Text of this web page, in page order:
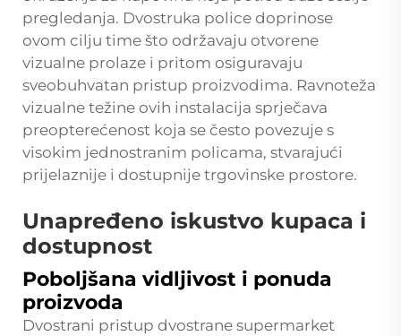
pregledanja. Dvostruka police doprinose
ovom cilju time što održavaju otvorene
vizualne prolaze i pritom osiguravaju
sveobuhvatan pristup proizvodima. Ravnoteža
vizualne težine ovih instalacija sprječava
preopterećenost koja se često povezuje s
visokim jednostranim policama, stvarajući
prijelaznije i dostupnije trgovinske prostore.
Unapređeno iskustvo kupaca i
dostupnost
Poboljšana vidljivost i ponuda
proizvoda
Dvostrani pristup dvostrane supermarket